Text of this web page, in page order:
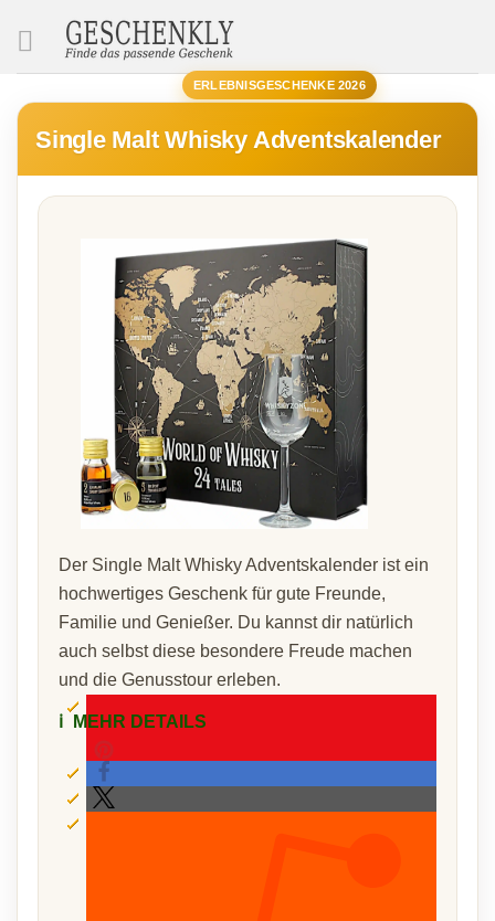
ERLEBNISGESCHENKE 2026
Single Malt Whisky Adventskalender
Der Single Malt Whisky Adventskalender ist ein
hochwertiges Geschenk für gute Freunde,
Familie und Genießer. Du kannst dir natürlich
auch selbst diese besondere Freude machen
und die Genusstour erleben.
ℹ️ MEHR DETAILS